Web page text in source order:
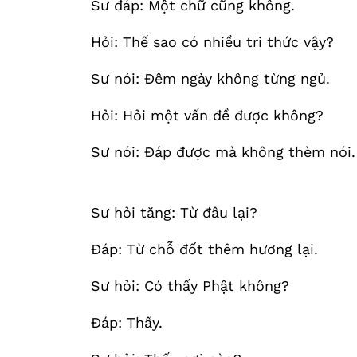
Sư đáp: Một chữ cũng không.
Hỏi: Thế sao có nhiều tri thức vậy?
Sư nói: Đêm ngày không từng ngủ.
Hỏi: Hỏi một vấn đề được không?
Sư nói: Đáp được mà không thèm nói.
Sư hỏi tăng: Từ đâu lại?
Đáp: Từ chỗ đốt thêm hương lại.
Sư hỏi: Có thấy Phật không?
Đáp: Thấy.